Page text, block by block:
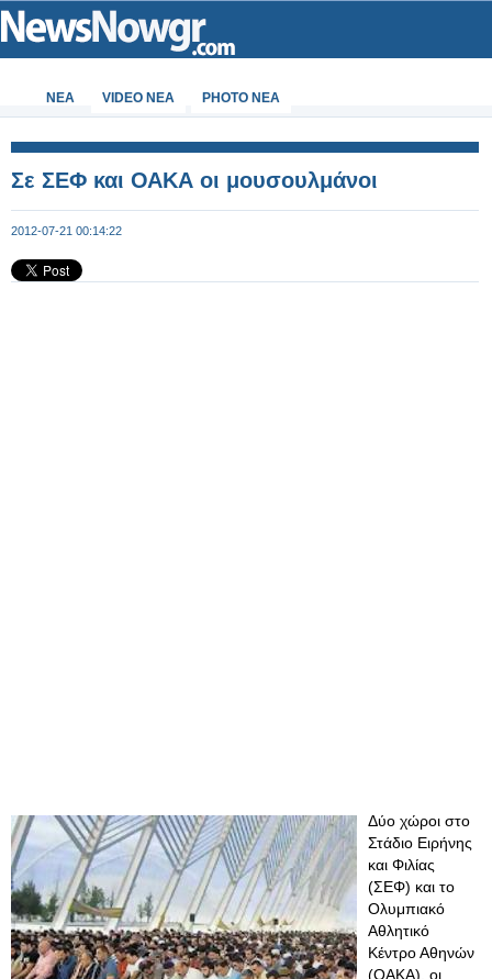
ΝΕΑ VIDEO NEA PHOTO NEA
Σε ΣΕΦ και ΟΑΚΑ οι μουσουλμάνοι
2012-07-21 00:14:22
Δύο χώροι στο
Στάδιο Ειρήνης
και Φιλίας
(ΣΕΦ) και το
Ολυμπιακό
Αθλητικό
Κέντρο Αθηνών
(ΟΑΚΑ), οι